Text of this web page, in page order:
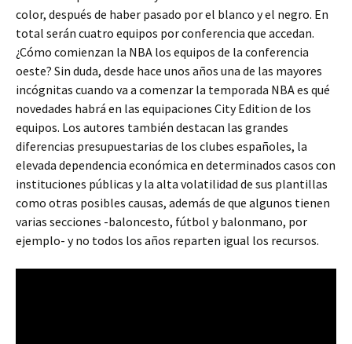
color, después de haber pasado por el blanco y el negro. En
total serán cuatro equipos por conferencia que accedan.
¿Cómo comienzan la NBA los equipos de la conferencia
oeste? Sin duda, desde hace unos años una de las mayores
incógnitas cuando va a comenzar la temporada NBA es qué
novedades habrá en las equipaciones City Edition de los
equipos. Los autores también destacan las grandes
diferencias presupuestarias de los clubes españoles, la
elevada dependencia económica en determinados casos con
instituciones públicas y la alta volatilidad de sus plantillas
como otras posibles causas, además de que algunos tienen
varias secciones -baloncesto, fútbol y balonmano, por
ejemplo- y no todos los años reparten igual los recursos.